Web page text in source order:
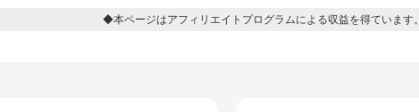
◆本ページはアフィリエイトプログラムによる収益を得ています。